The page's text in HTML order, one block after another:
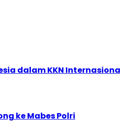
dalam KKN
ke Mabes Polri